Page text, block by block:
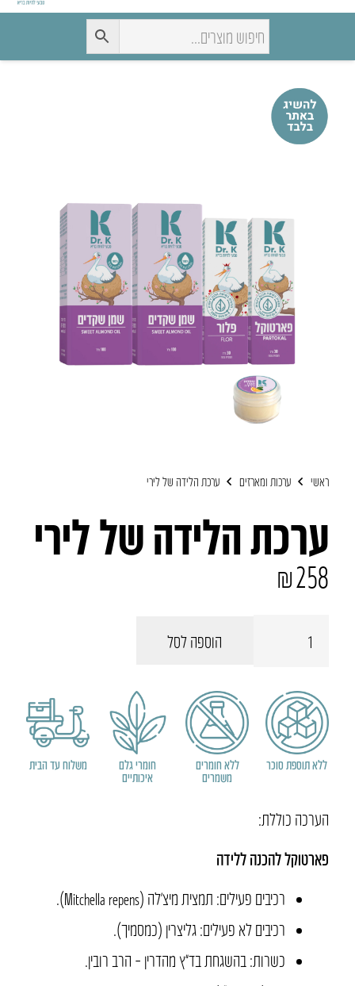
ראשי ערכות ומארזים ערכת הלידה של לירי
ערכת הלידה של לירי
₪258
הלידה
של
לירי
הוספה לסל
ללא תוספת סוכר
ללא חומרים
משמרים
חומרי גלם
איכותיים
משלוח עד הבית
הערכה כוללת:
פארטוקללהכנה ללידה
רכיבים פעילים: תמצית מיצ’לה (Mitchella repens).
רכיבים לא פעילים: גליצרין (כמסמיך).
כשרות: בהשגחת בד”ץ מהדרין – הרב רובין.